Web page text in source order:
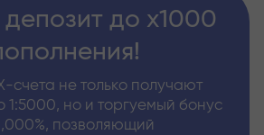
депозит до х1000
счета не только получают
1:5000, но и торгуемый бонус
позволяющий